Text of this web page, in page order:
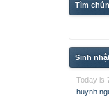
Tìm
Sinh
Today is
huynh